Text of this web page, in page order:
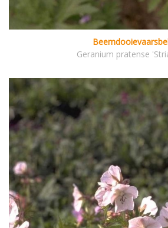
Geranium pratense